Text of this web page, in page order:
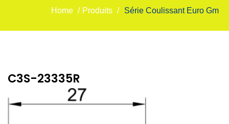
Home / Produits / Série Coulissant Euro Gm
C3S-23335R